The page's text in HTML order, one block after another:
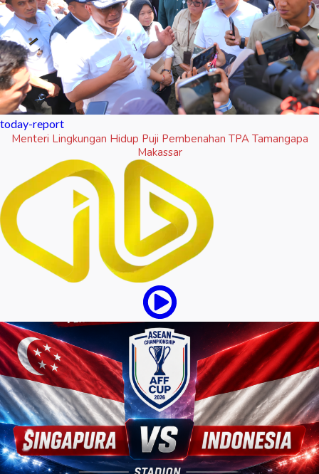
today-report
Menteri Lingkungan Hidup Puji Pembenahan TPA Tamangapa
Makassar